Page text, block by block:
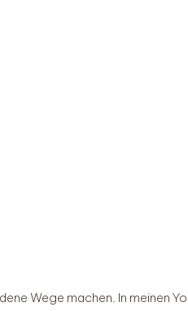
Wege machen. In meinen